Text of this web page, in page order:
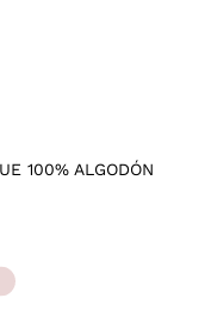
100% ALGODÓN